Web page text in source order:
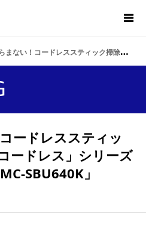
ードレススティック掃除機「パワーコードレス」シリーズ「MC-SBU840K・MC-SBU640K」
ードレススティッ
ードレス」シリーズ
SBU640K」